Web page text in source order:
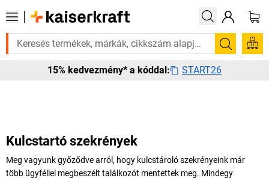
Válogatott bestseller termékeinket 3–4 munkanapon belül
Keresés
15% kedvezmény* a kóddal: START26
Kulcstartó szekrények
Meg vagyunk győződve arról, hogy kulcstároló szekrényeink már
több ügyféllel megbeszélt találkozót mentettek meg. Mindegy